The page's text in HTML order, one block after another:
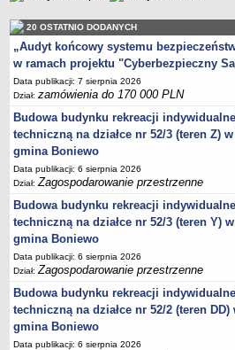
Infromacje w zakresie preferencyjnego
ocena jakości wody
Rada gminy
Urząd gminy
Wójt
Jednostki organizacyjne
jednostki pomocnicze /sołectwa Gminy
Gminne Instytucje Kultury
Nabór pracowników na stanowiska pracy
Deklaracja dostępności strony
RODO
REJESTRY
Rejestry i ewidencje
Rejestr działalności regulowanej
20 OSTATNIO DODANYCH
„Audyt końcowy systemu
w ramach projektu "Cyberbezpieczny
Data publikacji: 7 sierpnia 2026
Dział:zamówienia do 170 000 PLN
Budowa budynku rekreacji
techniczną na działce nr 52/3 (teren Z)
gmina Boniewo
Data publikacji: 6 sierpnia 2026
Dział:Zagospodarowanie przestrzenne
Budowa budynku rekreacji
techniczną na działce nr 52/3 (teren Y)
gmina Boniewo
Data publikacji: 6 sierpnia 2026
Dział:Zagospodarowanie przestrzenne
Budowa budynku rekreacji
techniczną na działce nr 52/2 (teren
gmina Boniewo
Data publikacji: 6 sierpnia 2026